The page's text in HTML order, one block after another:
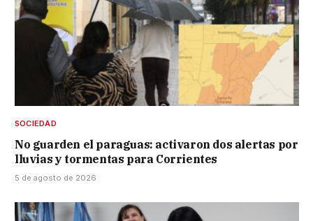
SOCIEDAD
No guarden el paraguas: activaron dos alertas por
lluvias y tormentas para Corrientes
5 de agosto de 2026